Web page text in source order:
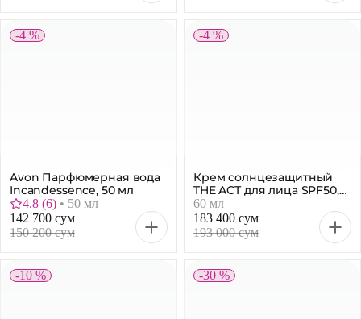
-4 %
Avon Парфюмерная вода
Incandessence, 50 мл
4.8 (6) • 50 мл
142 700 сум
150 200 сум
-4 %
Крем солнцезащитный
THE ACT для лица SPF50,
60 мл
60 мл
183 400 сум
193 000 сум
-10 % -30 %